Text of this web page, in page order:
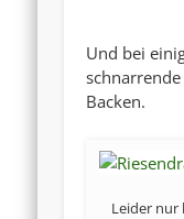
Und bei
Backen.
Leider